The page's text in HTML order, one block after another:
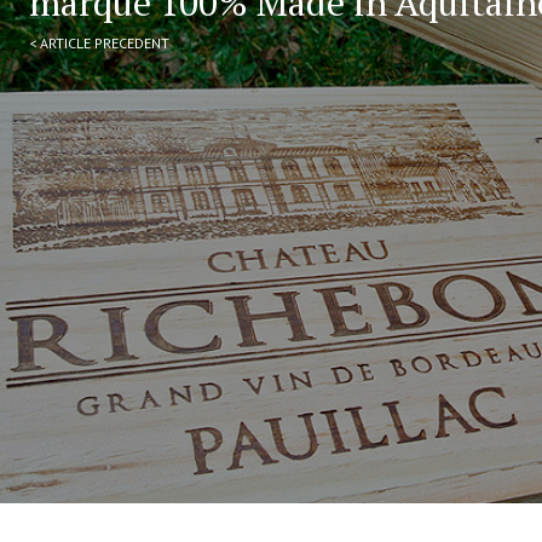
< ARTICLE PRECEDENT